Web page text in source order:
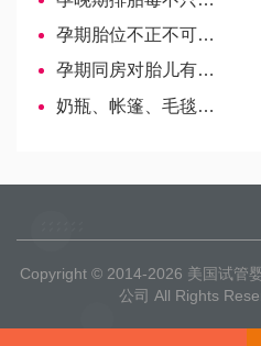
孕期胎位不正不可怕，纠正时间别错过
孕期同房对胎儿有何影响？一文解读你的所有纠结
奶瓶、帐篷、毛毯…，圣元奶粉的赠品多种多样
Copyright © 2014-2026 美国试管
公司 All Rights